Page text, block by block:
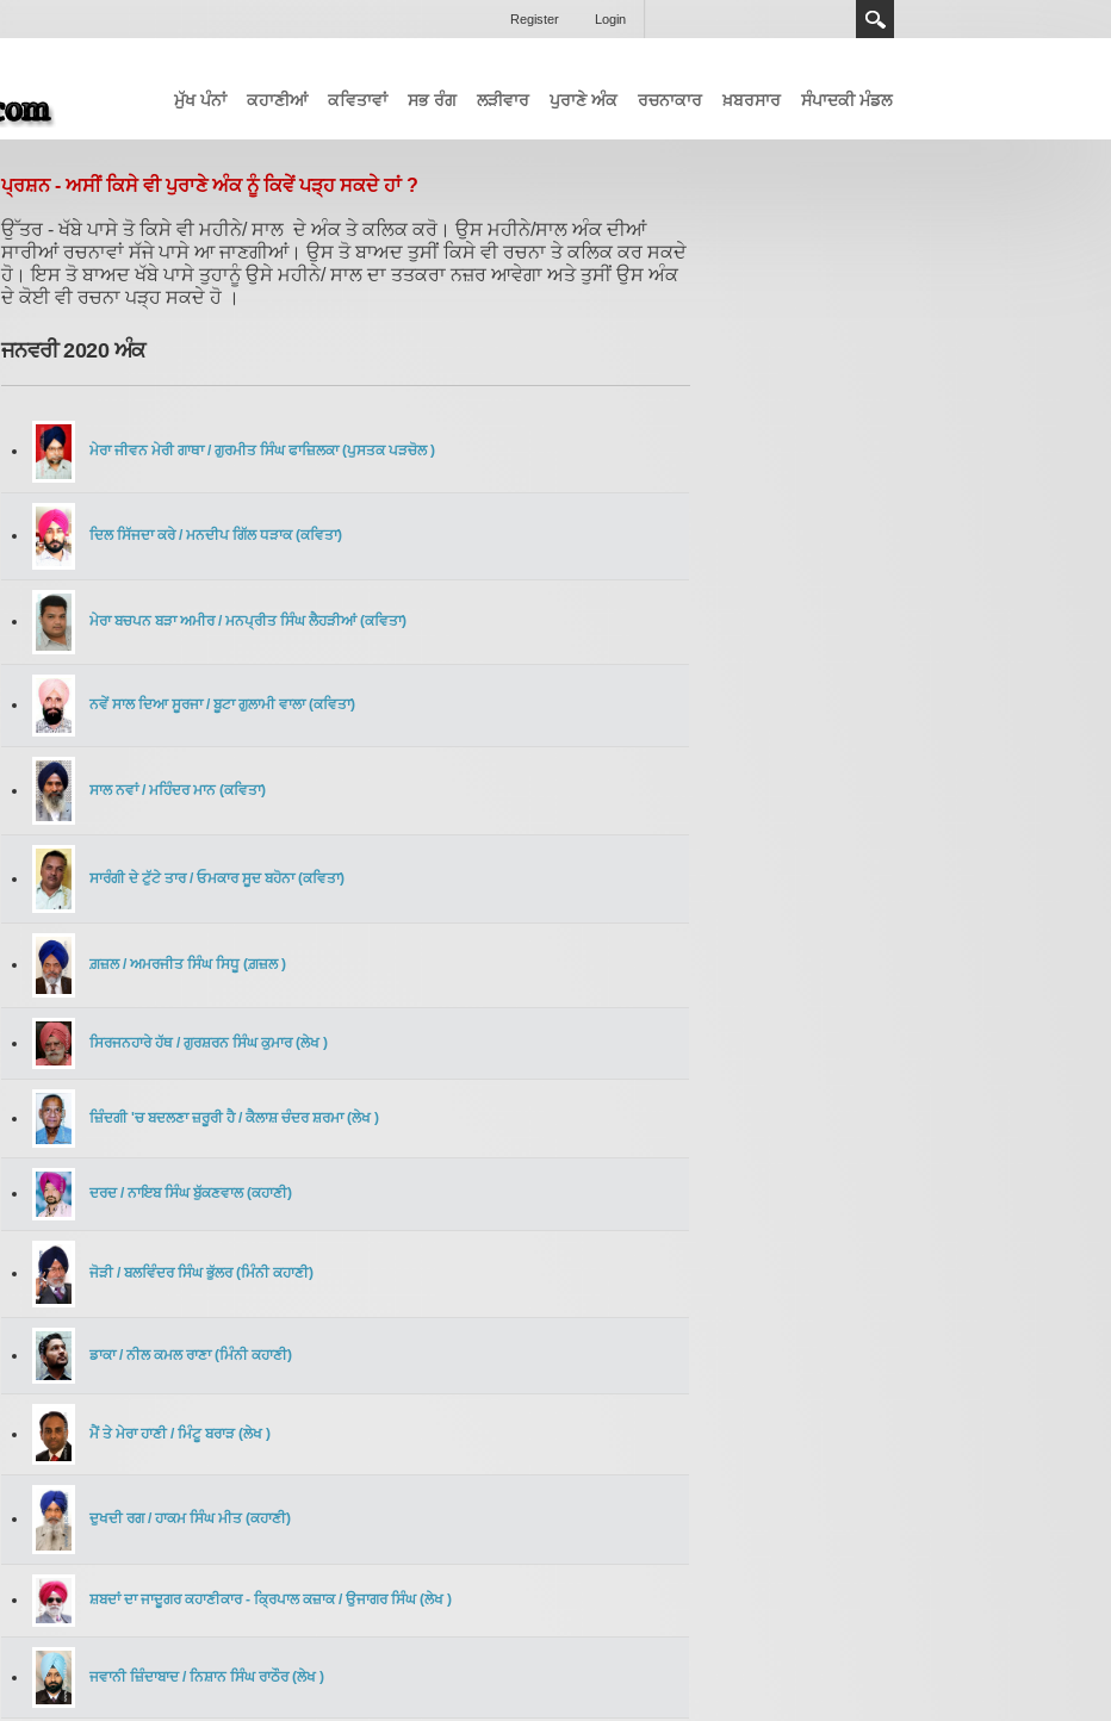
Register Login
ਮੁੱਖ ਪੰਨਾਂ ਕਹਾਣੀਆਂ ਕਵਿਤਾਵਾਂ ਸਭ ਰੰਗ ਲੜੀਵਾਰ ਪੁਰਾਣੇ ਅੰਕ ਰਚਨਾਕਾਰ ਖ਼ਬਰਸਾਰ ਸੰਪਾਦਕੀ ਮੰਡਲ
ਪ੍ਰਸ਼ਨ - ਅਸੀਂ ਕਿਸੇ ਵੀ ਪੁਰਾਣੇ ਅੰਕ ਨੂੰ ਕਿਵੇਂ ਪੜ੍ਹ ਸਕਦੇ ਹਾਂ ?
ਉੱਤਰ - ਖੱਬੇ ਪਾਸੇ ਤੋ ਕਿਸੇ ਵੀ ਮਹੀਨੇ/ ਸਾਲ ਦੇ ਅੰਕ ਤੇ ਕਲਿਕ ਕਰੋ। ਉਸ ਮਹੀਨੇ/ਸਾਲ ਅੰਕ ਦੀਆਂ
ਸਾਰੀਆਂ ਰਚਨਾਵਾਂ ਸੱਜੇ ਪਾਸੇ ਆ ਜਾਣਗੀਆਂ। ਉਸ ਤੋ ਬਾਅਦ ਤੁਸੀਂ ਕਿਸੇ ਵੀ ਰਚਨਾ ਤੇ ਕਲਿਕ ਕਰ ਸਕਦੇ
ਹੋ। ਇਸ ਤੋ ਬਾਅਦ ਖੱਬੇ ਪਾਸੇ ਤੁਹਾਨੂੰ ਉਸੇ ਮਹੀਨੇ/ ਸਾਲ ਦਾ ਤਤਕਰਾ ਨਜ਼ਰ ਆਵੇਗਾ ਅਤੇ ਤੁਸੀਂ ਉਸ ਅੰਕ
ਦੇ ਕੋਈ ਵੀ ਰਚਨਾ ਪੜ੍ਹ ਸਕਦੇ ਹੋ ।
ਜਨਵਰੀ 2020 ਅੰਕ
ਮੇਰਾ ਜੀਵਨ ਮੇਰੀ ਗਾਥਾ/ ਗੁਰਮੀਤ ਸਿੰਘ ਫਾਜ਼ਿਲਕਾ(ਪੁਸਤਕ ਪੜਚੋਲ)
ਦਿਲ ਸਿੱਜਦਾ ਕਰੇ/ ਮਨਦੀਪ ਗਿੱਲ ਧੜਾਕ(ਕਵਿਤਾ)
ਮੇਰਾ ਬਚਪਨ ਬੜਾ ਅਮੀਰ/ ਮਨਪ੍ਰੀਤ ਸਿੰਘ ਲੈਹੜੀਆਂ(ਕਵਿਤਾ)
ਨਵੇਂ ਸਾਲ ਦਿਆ ਸੂਰਜਾ/ ਬੂਟਾ ਗੁਲਾਮੀ ਵਾਲਾ(ਕਵਿਤਾ)
ਸਾਲ ਨਵਾਂ/ ਮਹਿੰਦਰ ਮਾਨ(ਕਵਿਤਾ)
ਸਾਰੰਗੀ ਦੇ ਟੁੱਟੇ ਤਾਰ/ ਓਮਕਾਰ ਸੂਦ ਬਹੋਨਾ(ਕਵਿਤਾ)
ਗ਼ਜ਼ਲ/ ਅਮਰਜੀਤ ਸਿੰਘ ਸਿਧੂ(ਗ਼ਜ਼ਲ)
ਸਿਰਜਨਹਾਰੇ ਹੱਥ/ ਗੁਰਸ਼ਰਨ ਸਿੰਘ ਕੁਮਾਰ(ਲੇਖ)
ਜ਼ਿੰਦਗੀ 'ਚ ਬਦਲਣਾ ਜ਼ਰੂਰੀ ਹੈ/ ਕੈਲਾਸ਼ ਚੰਦਰ ਸ਼ਰਮਾ(ਲੇਖ)
ਦਰਦ/ਨਾਇਬ ਸਿੰਘ ਬੁੱਕਣਵਾਲ(ਕਹਾਣੀ)
ਜੋੜੀ/ ਬਲਵਿੰਦਰ ਸਿੰਘ ਭੁੱਲਰ(ਮਿੰਨੀ ਕਹਾਣੀ)
ਡਾਕਾ/ਨੀਲ ਕਮਲ ਰਾਣਾ(ਮਿੰਨੀ ਕਹਾਣੀ)
ਮੈਂ ਤੇ ਮੇਰਾ ਹਾਣੀ/ ਮਿੰਟੂ ਬਰਾੜ(ਲੇਖ)
ਦੁਖਦੀ ਰਗ/ ਹਾਕਮ ਸਿੰਘ ਮੀਤ(ਕਹਾਣੀ)
ਸ਼ਬਦਾਂ ਦਾ ਜਾਦੂਗਰ ਕਹਾਣੀਕਾਰ - ਕ੍ਰਿਪਾਲ ਕਜ਼ਾਕ/ ਉਜਾਗਰ ਸਿੰਘ(ਲੇਖ)
ਜਵਾਨੀ ਜ਼ਿੰਦਾਬਾਦ/ ਨਿਸ਼ਾਨ ਸਿੰਘ ਰਾਠੌਰ(ਲੇਖ)